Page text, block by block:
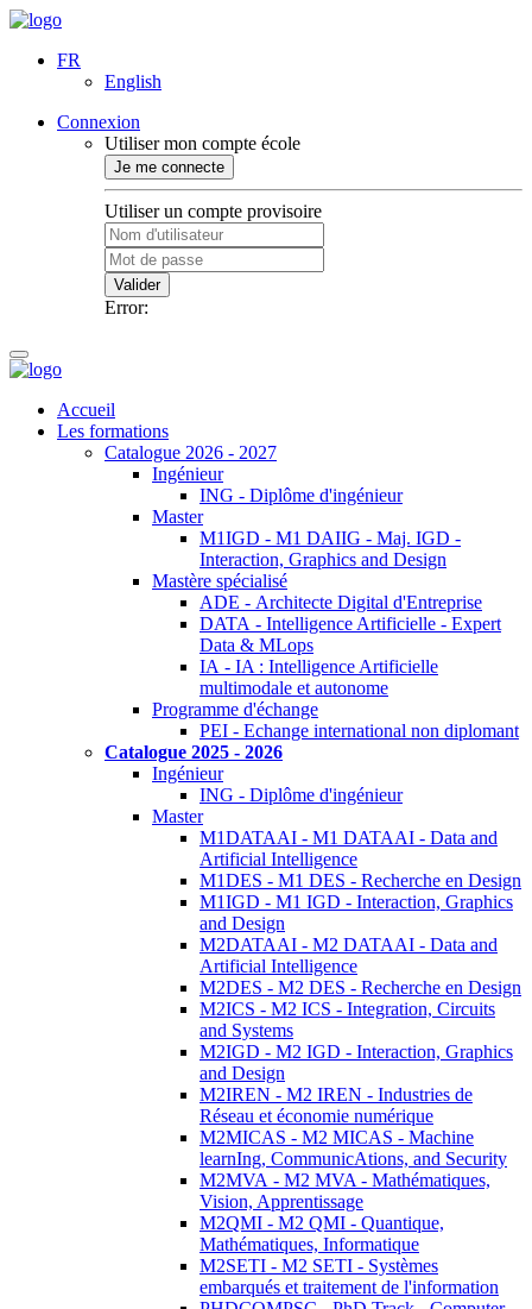
FR
English
Connexion
Utiliser mon compte école
Je me connecte
Utiliser un compte provisoire
Valider
Error:
Accueil
Les formations
Catalogue 2026 - 2027
Ingénieur
ING - Diplôme d'ingénieur
Master
M1IGD - M1 DAIIG - Maj. IGD -
Interaction, Graphics and Design
Mastère spécialisé
ADE - Architecte Digital d'Entreprise
DATA - Intelligence Artificielle - Expert
Data & MLops
IA - IA : Intelligence Artificielle
multimodale et autonome
Programme d'échange
PEI - Echange international non diplomant
Catalogue 2025 - 2026
Ingénieur
ING - Diplôme d'ingénieur
Master
M1DATAAI - M1 DATAAI - Data and
Artificial Intelligence
M1DES - M1 DES - Recherche en Design
M1IGD - M1 IGD - Interaction, Graphics
and Design
M2DATAAI - M2 DATAAI - Data and
Artificial Intelligence
M2DES - M2 DES - Recherche en Design
M2ICS - M2 ICS - Integration, Circuits
and Systems
M2IGD - M2 IGD - Interaction, Graphics
and Design
M2IREN - M2 IREN - Industries de
Réseau et économie numérique
M2MICAS - M2 MICAS - Machine
learnIng, CommunicAtions, and Security
M2MVA - M2 MVA - Mathématiques,
Vision, Apprentissage
M2QMI - M2 QMI - Quantique,
Mathématiques, Informatique
M2SETI - M2 SETI - Systèmes
embarqués et traitement de l'information